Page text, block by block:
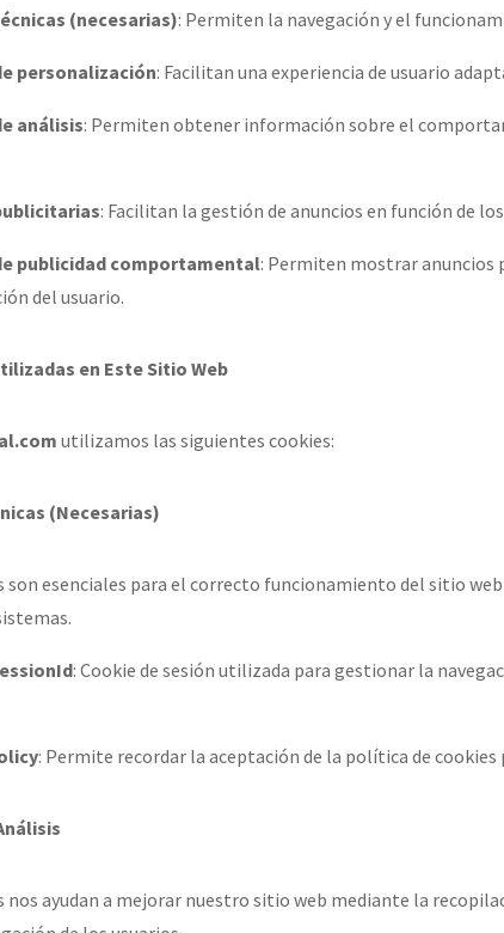
(necesarias): Permiten la navegación y el
personalización: Facilitan una experiencia de usuario
análisis: Permiten obtener información sobre el
: Facilitan la gestión de anuncios en función de
publicidad comportamental: Permiten mostrar anuncios
del usuario.
en Este Sitio Web
utilizamos las siguientes cookies:
(Necesarias)
son esenciales para el correcto funcionamiento del sitio
: Cookie de sesión utilizada para gestionar la
: Permite recordar la aceptación de la política de cookies
nos ayudan a mejorar nuestro sitio web mediante la